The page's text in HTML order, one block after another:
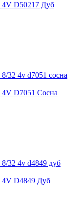
D50217 Дуб
D7051 Сосна
4V D4849 Дуб